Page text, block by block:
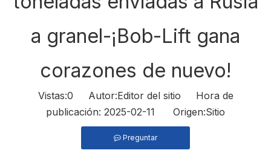
a granel-¡Bob-Lift gana
corazones de nuevo!
Vistas:0 Autor:Editor del sitio Hora de
publicación: 2025-02-11 Origen:Sitio
Preguntar